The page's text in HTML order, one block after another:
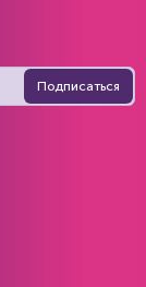
Подписаться